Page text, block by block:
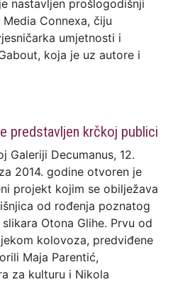
nastavljen prošlogodišnji
Connexa, čiju
umjetnosti i
koja je uz autore i
predstavljen krčkoj publici
Galeriji Decumanus, 12.
2014. godine otvoren je
projekt kojim se obilježava
od rođenja poznatog
Otona Glihe. Prvu od
kolovoza, predviđene
Maja Parentić,
za kulturu i Nikola